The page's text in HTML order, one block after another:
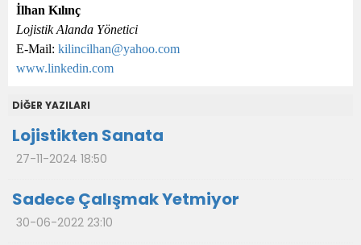
İlhan Kılınç
Lojistik Alanda Yönetici
E-Mail: kilincilhan@yahoo.com
www.linkedin.com
DİĞER YAZILARI
Lojistikten Sanata
27-11-2024 18:50
Sadece Çalışmak Yetmiyor
30-06-2022 23:10